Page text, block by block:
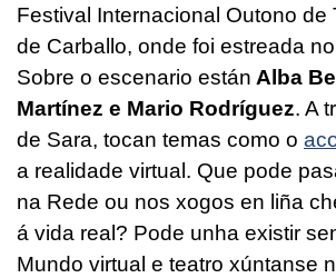
Festival Internacional Outono de
de Carballo, onde foi estreada
Sobre o escenario están Alba
Martínez e Mario Rodríguez. A
de Sara, tocan temas como o
a realidade virtual. Que pode
na Rede ou nos xogos en liña
á vida real? Pode unha existir
Mundo virtual e teatro xúntanse